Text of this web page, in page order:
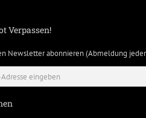
Verpassen!
Newsletter abonnieren (Abmeldung